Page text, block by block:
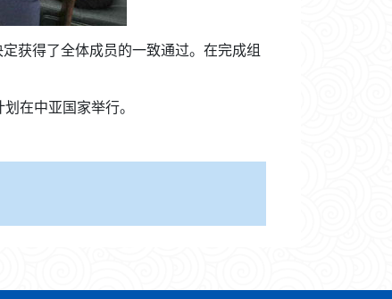
获得了全体成员的一致通过。在完成组
在中亚国家举行。